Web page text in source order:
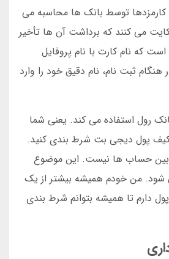
کارمزدها توسط بانک ها محاسبه می
می کنند که برداشت آن ها تأخیر
که نام کارت با نام پروفایل
ثبت نام، نام دقیق خود را وارد
رول استفاده می کند. یعنی شما
کیف پول دیجی بت شرط بندی کنید.
بین حساب ها نیست. این موضوع
شود. من خودم همیشه بیشتر از یک
دارم تا همیشه بتوانم شرط بندی